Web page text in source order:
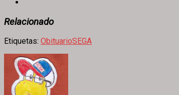
Relacionado
Etiquetas: ObituarioSEGA